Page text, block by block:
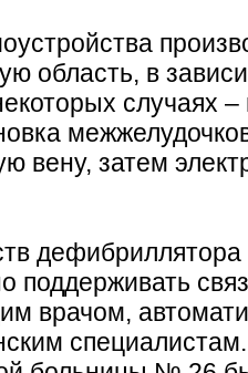
область, в
случаях
вену, затем
дефибриллятора
поддерживать
врачом,